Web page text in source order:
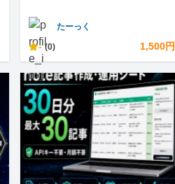
たーっく
- (0) 1,500円